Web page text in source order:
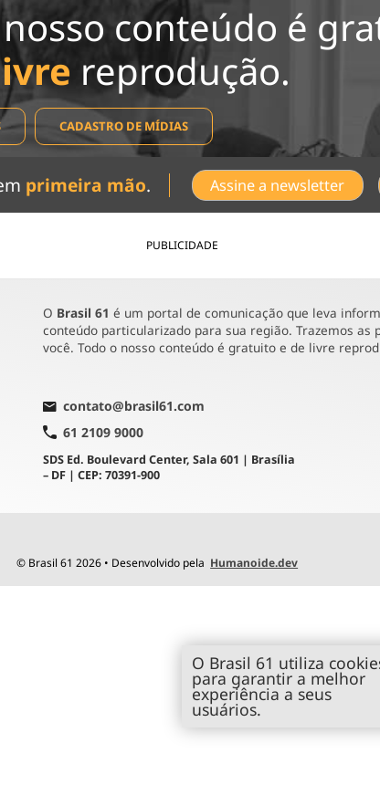
conteúdo é
reprodução.
CADASTRO DE MÍDIAS
primeira mão. Assine a newsletter
PUBLICIDADE
O Brasil 61 é um portal de comunicação que leva
conteúdo particularizado para sua região. Trazemos
você. Todo o nosso conteúdo é gratuito e de livre
contato@brasil61.com
61 2109 9000
SDS Ed. Boulevard Center, Sala 601 | Brasília
– DF | CEP: 70391-900
© Brasil 61 2026 • Desenvolvido pela Humanoide.dev
O Brasil 61 utiliza
para garantir a melhor
experiência a seus
usuários.